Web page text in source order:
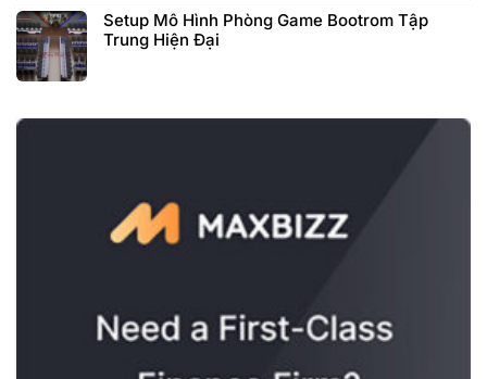
Setup Mô Hình Phòng Game Bootrom Tập
Trung Hiện Đại